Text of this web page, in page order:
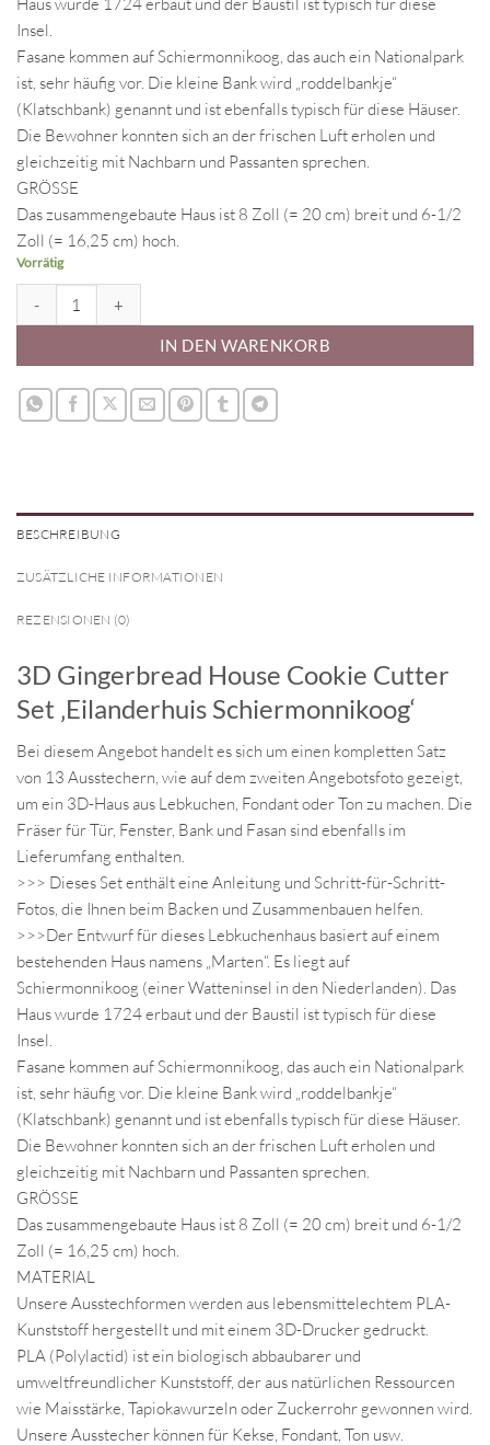
Insel.
Fasane kommen auf Schiermonnikoog, das auch ein Nationalpark
ist, sehr häufig vor. Die kleine Bank wird „roddelbankje“
(Klatschbank) genannt und ist ebenfalls typisch für diese Häuser.
Die Bewohner konnten sich an der frischen Luft erholen und
gleichzeitig mit Nachbarn und Passanten sprechen.
GRÖSSE
Das zusammengebaute Haus ist 8 Zoll (= 20 cm) breit und 6-1/2
Zoll (= 16,25 cm) hoch.
Vorrätig
IN DEN WARENKORB
BESCHREIBUNG
ZUSÄTZLICHE INFORMATIONEN
REZENSIONEN (0)
3D Gingerbread House Cookie Cutter
Set ‚Eilanderhuis Schiermonnikoog‘
Bei diesem Angebot handelt es sich um einen kompletten Satz
von 13 Ausstechern, wie auf dem zweiten Angebotsfoto gezeigt,
um ein 3D-Haus aus Lebkuchen, Fondant oder Ton zu machen. Die
Fräser für Tür, Fenster, Bank und Fasan sind ebenfalls im
Lieferumfang enthalten.
>>> Dieses Set enthält eine Anleitung und Schritt-für-Schritt-
Fotos, die Ihnen beim Backen und Zusammenbauen helfen.
>>>Der Entwurf für dieses Lebkuchenhaus basiert auf einem
bestehenden Haus namens „Marten“. Es liegt auf
Schiermonnikoog (einer Watteninsel in den Niederlanden). Das
Haus wurde 1724 erbaut und der Baustil ist typisch für diese
Insel.
Fasane kommen auf Schiermonnikoog, das auch ein Nationalpark
ist, sehr häufig vor. Die kleine Bank wird „roddelbankje“
(Klatschbank) genannt und ist ebenfalls typisch für diese Häuser.
Die Bewohner konnten sich an der frischen Luft erholen und
gleichzeitig mit Nachbarn und Passanten sprechen.
GRÖSSE
Das zusammengebaute Haus ist 8 Zoll (= 20 cm) breit und 6-1/2
Zoll (= 16,25 cm) hoch.
MATERIAL
Unsere Ausstechformen werden aus lebensmittelechtem PLA-
Kunststoff hergestellt und mit einem 3D-Drucker gedruckt.
PLA (Polylactid) ist ein biologisch abbaubarer und
umweltfreundlicher Kunststoff, der aus natürlichen Ressourcen
wie Maisstärke, Tapiokawurzeln oder Zuckerrohr gewonnen wird.
Unsere Ausstecher können für Kekse, Fondant, Ton usw.